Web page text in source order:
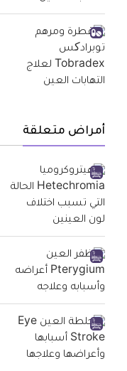
أمراض متعلقة